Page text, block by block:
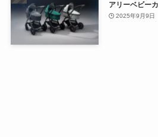
アリーベビー
2025年9月9日